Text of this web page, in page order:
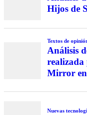
Hijos de
Textos de
Análisis
Mirror
Nuevas